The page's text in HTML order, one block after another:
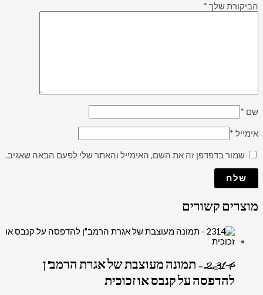
הביקורת שלך *
שם *
אימייל *
שמור בדפדפן זה את השם, האימייל והאתר שלי לפעם הבאה שאגיב.
מוצרים קשורים
2314 – תמונה מעוצבת של אגרת הרמב"ן
להדפסה על קנבס או זכוכית